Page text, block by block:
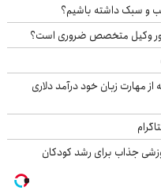
و سبک داشته باشیم؟
وکیل متخصص ضروری است؟
مهارت زبان خود درآمد دلاری
جذاب برای رشد کودکان